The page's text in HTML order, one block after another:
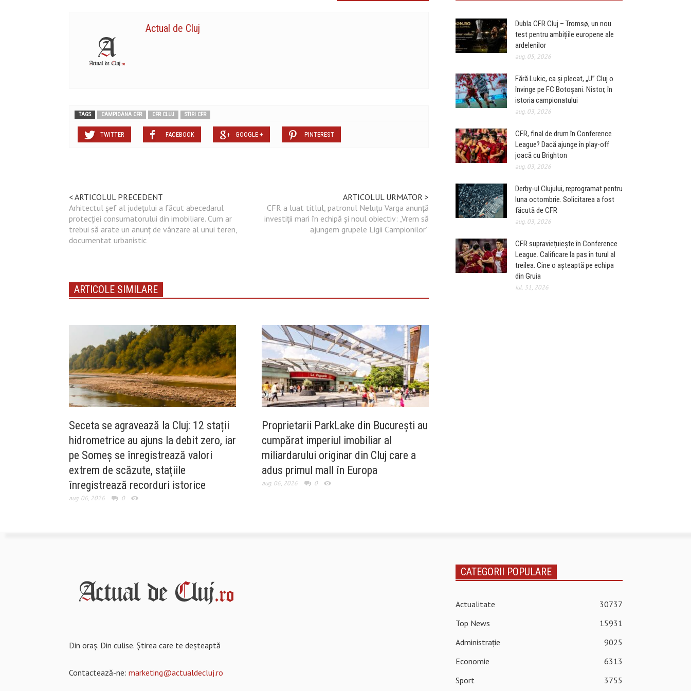
Actual de Cluj
TAGS CAMPIOANA CFR CFR CLUJ STIRI CFR
TWITTER FACEBOOK GOOGLE + PINTEREST
< ARTICOLUL PRECEDENT
Arhitectul șef al județului a făcut abecedarul
protecției consumatorului din imobiliare. Cum ar
trebui să arate un anunț de vânzare al unui teren,
documentat urbanistic
ARTICOLUL URMATOR >
CFR a luat titlul, patronul Neluțu Varga anunță
investiții mari în echipă și noul obiectiv: „Vrem să
ajungem grupele Ligii Campionilor”
ARTICOLE SIMILARE
Seceta se agravează la Cluj: 12 stații
hidrometrice au ajuns la debit zero, iar
pe Someș se înregistrează valori
extrem de scăzute, stațiile
înregistrează recorduri istorice
aug. 06, 2026 0
Proprietarii ParkLake din București au
cumpărat imperiul imobiliar al
miliardarului originar din Cluj care a
adus primul mall în Europa
aug. 06, 2026 0
Dubla CFR Cluj – Tromsø, un nou
test pentru ambițiile europene ale
ardelenilor
aug. 05, 2026
Fără Lukic, ca și plecat, „U” Cluj o
învinge pe FC Botoșani. Nistor, în
istoria campionatului
aug. 03, 2026
CFR, final de drum în Conference
League? Dacă ajunge în play-off
joacă cu Brighton
aug. 03, 2026
Derby-ul Clujului, reprogramat pentru
luna octombrie. Solicitarea a fost
făcută de CFR
aug. 03, 2026
CFR supraviețuiește în Conference
League. Calificare la pas în turul al
treilea. Cine o așteaptă pe echipa
din Gruia
iul. 31, 2026
Din oraș. Din culise. Știrea care te deșteaptă
Contactează-ne: marketing@actualdecluj.ro
CATEGORII POPULARE
Actualitate
30737
Top News
15931
Administrație
9025
Economie
6313
Sport
3755